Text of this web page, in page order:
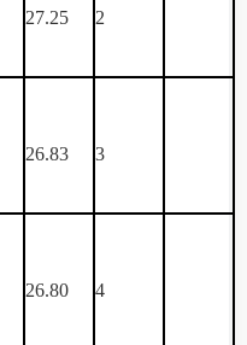
27.25 2
26.83 3
26.80 4